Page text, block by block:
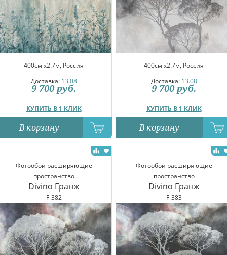
400см x2.7м, Россия
Доставка: 13.08
КУПИТЬ В 1 КЛИК
9 700 руб.
В корзину
400см x2.7м, Россия
Доставка: 13.08
КУПИТЬ В 1 КЛИК
9 700 руб.
В корзину
Фотообои расширяющие
пространство
Divino Гранж
F-382
Фотообои расширяющие
пространство
Divino Гранж
F-383